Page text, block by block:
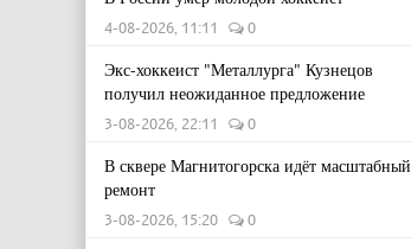
4-08-2026, 11:11 0
Экс-хоккеист "Металлурга" Кузнецов
получил неожиданное предложение
3-08-2026, 22:11 0
В сквере Магнитогорска идёт масштабный
ремонт
3-08-2026, 15:20 0